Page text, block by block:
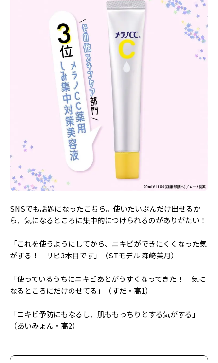
SNSでも話題になったこちら。使いたいぶんだけ出せるか
ら、気になるところに集中的につけられるのがありがたい！
「これを使うようにしてから、ニキビができにくくなった気
がする！ リピ3本目です」（STモデル 森﨑美月）
「使っているうちにニキビあとがうすくなってきた！ 気に
なるところにだけのせてる」（すだ・高1）
「ニキビ予防にもなるし、肌ももっちりとする気がする」
（あいみょん・高2）